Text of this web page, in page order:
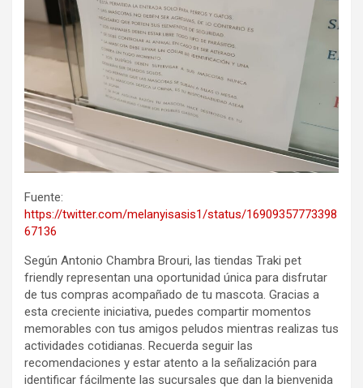
Fuente:
https://twitter.com/melanyisasis1/status/16909357773398
67136
Según Antonio Chambra Brouri, las tiendas Traki pet
friendly representan una oportunidad única para disfrutar
de tus compras acompañado de tu mascota. Gracias a
esta creciente iniciativa, puedes compartir momentos
memorables con tus amigos peludos mientras realizas tus
actividades cotidianas. Recuerda seguir las
recomendaciones y estar atento a la señalización para
identificar fácilmente las sucursales que dan la bienvenida